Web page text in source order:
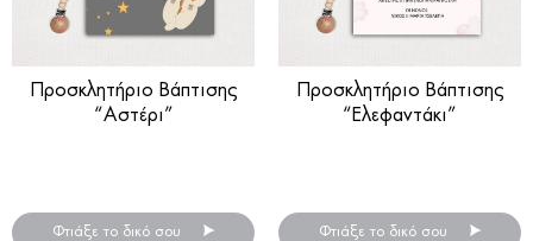
Προσκλητήριο Βάπτισης
“Αστέρι”
Φτιάξε το δικό σου
Προσκλητήριο Βάπτισης
“Ελεφαντάκι”
Φτιάξε το δικό σου